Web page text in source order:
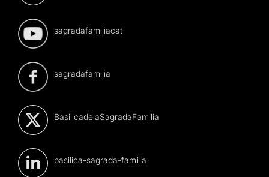
sagradafamiliacat
sagradafamilia
BasilicadelaSagradaFamilia
basilica-sagrada-familia